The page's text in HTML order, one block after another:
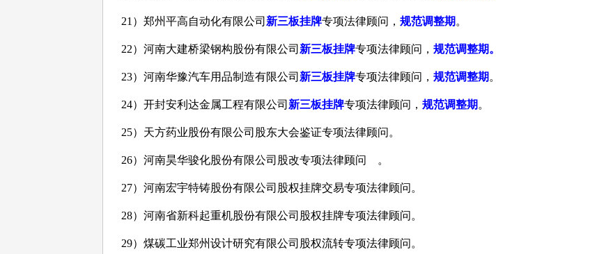
21 ）郑州平高自动化有限公司 新三板挂牌专项法律顾问， 规范调整期 。
22）河南大建桥梁钢构股份有限公司 新三板挂牌专项法律顾问， 规范调整期。
23）河南华豫汽车用品制造有限公司 新三板挂牌专项法律顾问， 规范调整期 。
24）开封安利达金属工程有限公司 新三板挂牌专项法律顾问， 规范调整期 。
25）天方药业股份有限公司股东大会鉴证专项法律顾问。
26）河南昊华骏化股份有限公司股改专项法律顾问 。
27）河南宏宇特铸股份有限公司股权挂牌交易专项法律顾问。
28）河南省新科起重机股份有限公司股权挂牌专项法律顾问。
29）煤碳工业郑州设计研究有限公司股权流转专项法律顾问。